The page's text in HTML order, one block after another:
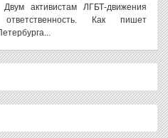
Двум активистам ЛГБТ-движения
ответственность. Как пишет